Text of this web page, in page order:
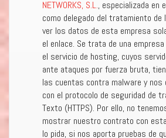
NETWORKS, S.L., especializada en
como delegado del tratamiento de
ver los datos de esta empresa
el enlace. Se trata de una
el servicio de hosting, cuyos
ante ataques por fuerza bruta,
las cuentas contra malware y
con el protocolo de seguridad de
Texto (HTTPS). Por ello, no
mostrar nuestro contrato con
lo pida, si nos aporta pruebas de